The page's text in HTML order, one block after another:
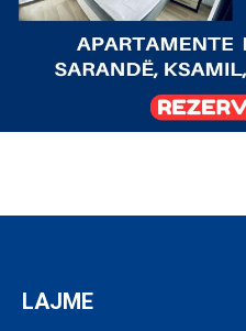
LAJME